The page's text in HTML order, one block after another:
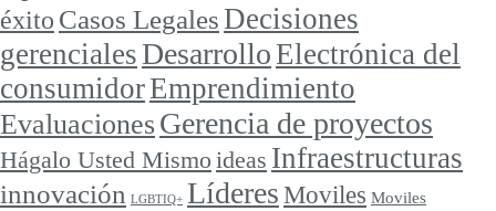
éxito Casos LegalesDecisiones
gerenciales DesarrolloElectrónica del
consumidorEmprendimiento
Evaluaciones Gerencia de proyectos
Hágalo Usted Mismo ideas Infraestructuras
innovación LGBTIQ+ LíderesMoviles Moviles